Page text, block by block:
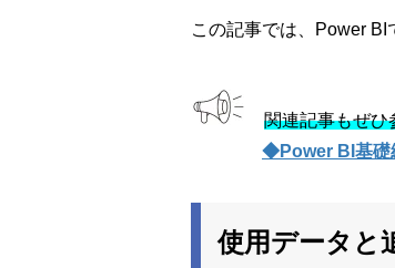
この記事では、Power
関連記事もぜひ
◆Power BI基礎
使用データと